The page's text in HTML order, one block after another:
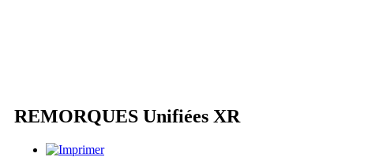
REMORQUES Unifiées XR